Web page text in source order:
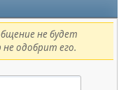
не будет
одобрит его.